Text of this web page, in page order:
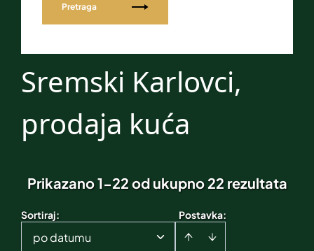
Pretraga
Sremski Karlovci,
prodaja kuća
Prikazano 1-22 od ukupno 22 rezultata
Postavka:
Sortiraj:
po datumu